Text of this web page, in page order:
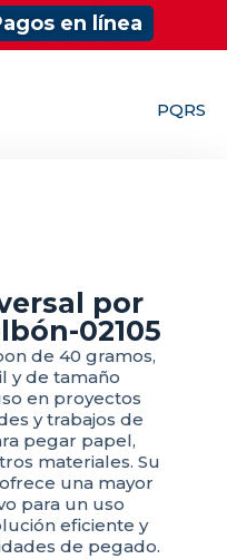
en línea
PQRS
por
02105
de 40 gramos,
y de tamaño
en proyectos
y trabajos de
pegar papel,
materiales. Su
una mayor
para un uso
eficiente y
de pegado.